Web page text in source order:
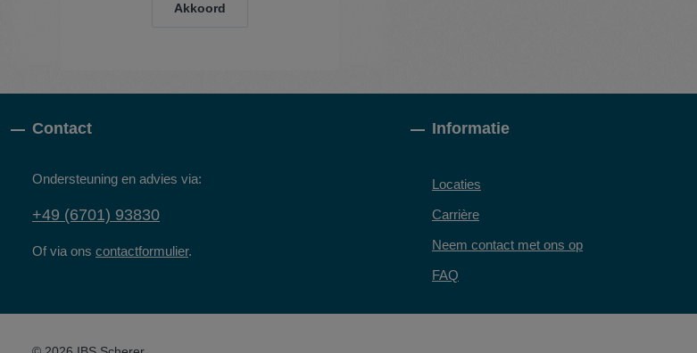
Akkoord
Contact
Ondersteuning en advies via:
+49 (6701) 93830
Of via ons contactformulier.
Informatie
Locaties
Carrière
Neem contact met ons op
FAQ